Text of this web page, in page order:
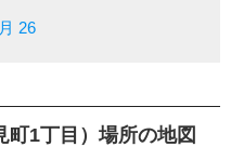
26
町1丁目）場所の地図